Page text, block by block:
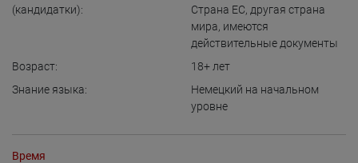
(кандидатки):
Страна ЕС, другая страна
мира, имеются
действительные документы
Возраст:
18+ лет
Знание языка:
Немецкий на начальном
уровне
Время